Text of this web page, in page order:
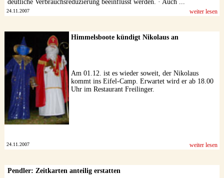
deutliche Verbrauchsreduzierung beeinflusst werden. · Auch ...
24.11.2007 weiter lesen
Himmelsboote kündigt Nikolaus an
Am 01.12. ist es wieder soweit, der Nikolaus
kommt ins Eifel-Camp. Erwartet wird er ab 18.00
Uhr im Restaurant Freilinger.
24.11.2007 weiter lesen
Pendler: Zeitkarten anteilig erstatten